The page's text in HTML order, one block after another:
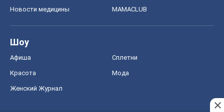
Новости медицины MAMACLUB
Шоу
Афиша Сплетни
Красота Мода
Женский Журнал